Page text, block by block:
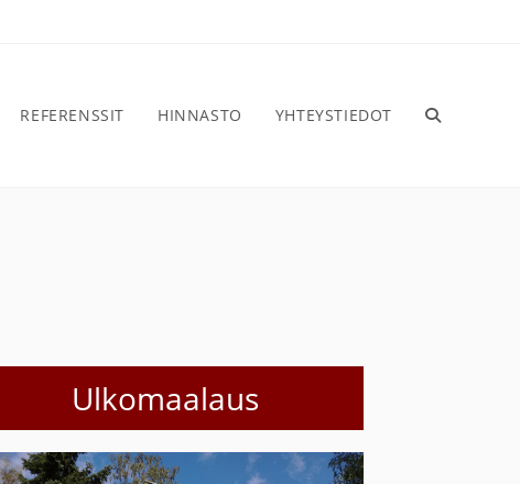
REFERENSSIT HINNASTO YHTEYSTIEDOT
Ulkomaalaus